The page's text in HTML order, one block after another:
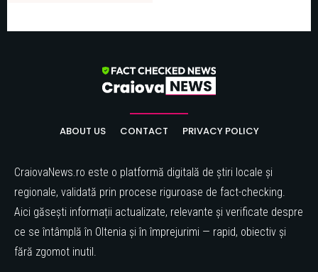
ABOUT US CONTACT PRIVACY POLICY
CraiovaNews.ro este o platformă digitală de știri locale și
regionale, validată prin procese riguroase de fact-checking.
Aici găsești informații actualizate, relevante și verificate despre
ce se întâmplă în Oltenia și în împrejurimi — rapid, obiectiv și
fără zgomot inutil.